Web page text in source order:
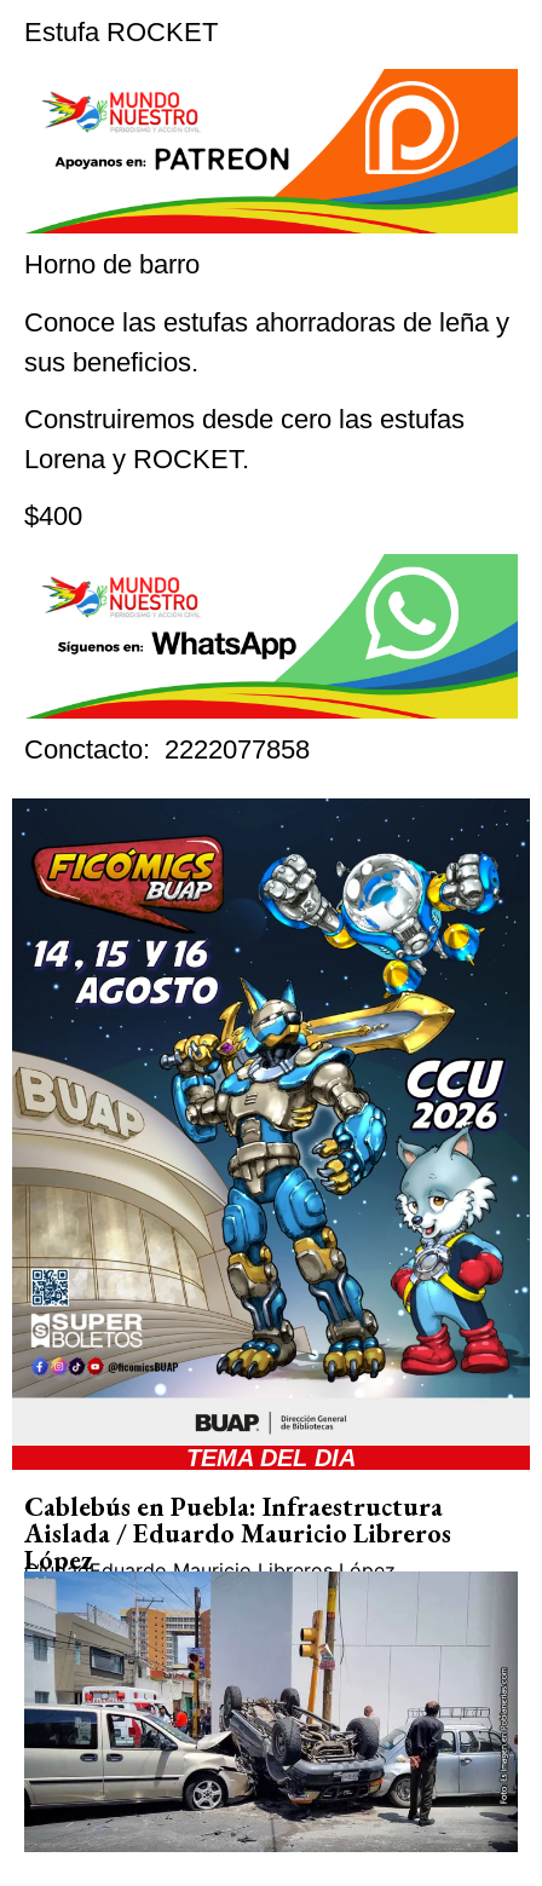
Estufa ROCKET
Horno de barro
Conoce las estufas ahorradoras de leña y
sus beneficios.
Construiremos desde cero las estufas
Lorena y ROCKET.
$400
Conctacto: 2222077858
TEMA DEL DIA
Cablebús en Puebla: Infraestructura
Aislada / Eduardo Mauricio Libreros
López
CiudadEduardo Mauricio Libreros López